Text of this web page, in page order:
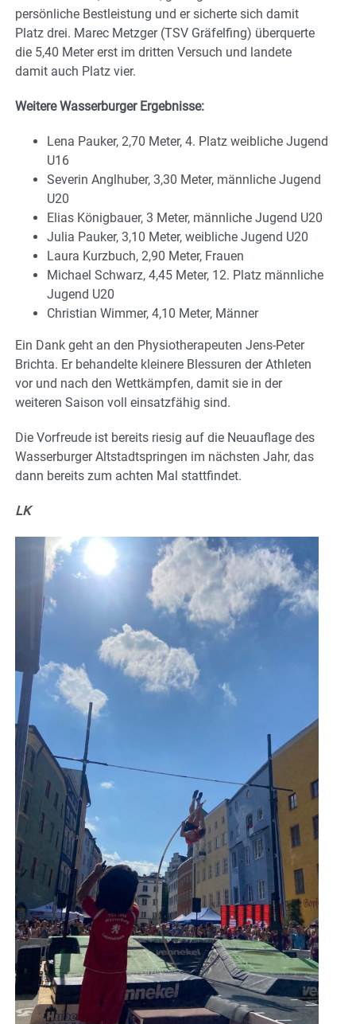
persönliche Bestleistung und er sicherte sich damit
Platz drei. Marec Metzger (TSV Gräfelfing) überquerte
die 5,40 Meter erst im dritten Versuch und landete
damit auch Platz vier.
Weitere Wasserburger Ergebnisse:
Lena Pauker, 2,70 Meter, 4. Platz weibliche Jugend
U16
Severin Anglhuber, 3,30 Meter, männliche Jugend
U20
Elias Königbauer, 3 Meter, männliche Jugend U20
Julia Pauker, 3,10 Meter, weibliche Jugend U20
Laura Kurzbuch, 2,90 Meter, Frauen
Michael Schwarz, 4,45 Meter, 12. Platz männliche
Jugend U20
Christian Wimmer, 4,10 Meter, Männer
Ein Dank geht an den Physiotherapeuten Jens-Peter
Brichta. Er behandelte kleinere Blessuren der Athleten
vor und nach den Wettkämpfen, damit sie in der
weiteren Saison voll einsatzfähig sind.
Die Vorfreude ist bereits riesig auf die Neuauflage des
Wasserburger Altstadtspringen im nächsten Jahr, das
dann bereits zum achten Mal stattfindet.
LK